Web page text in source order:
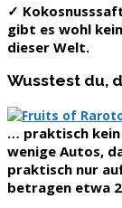
✓
gibt es wohl
dieser Welt.
Wusstest du,
… praktisch
wenige Autos,
praktisch nur
betragen etwa